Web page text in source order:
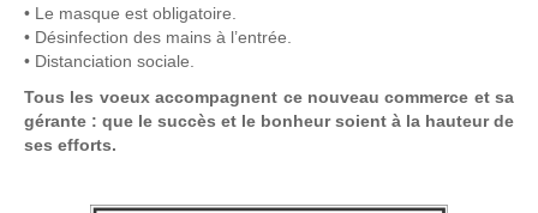
• Le masque est obligatoire.
• Désinfection des mains à l’entrée.
• Distanciation sociale.
Tous les voeux accompagnent ce nouveau commerce et sa
gérante : que le succès et le bonheur soient à la hauteur de
ses efforts.